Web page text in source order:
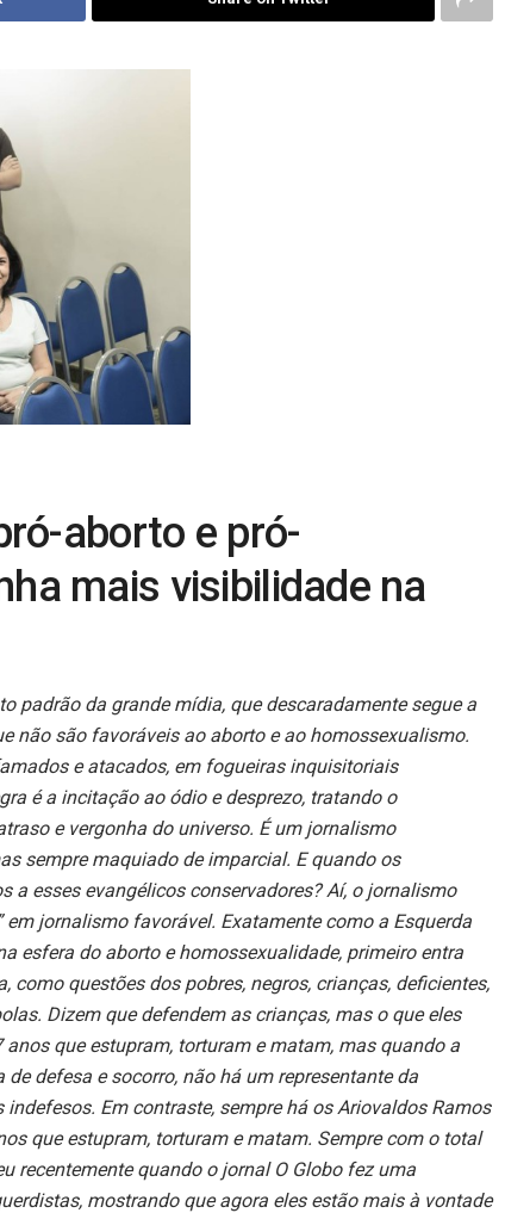
aborto e pró-
mais visibilidade na
padrão da grande mídia, que descaradamente segue a
não são favoráveis ao aborto e ao homossexualismo.
e atacados, em fogueiras inquisitoriais
é a incitação ao ódio e desprezo, tratando o
e vergonha do universo. É um jornalismo
sempre maquiado de imparcial. E quando os
a esses evangélicos conservadores? Aí, o jornalismo
jornalismo favorável. Exatamente como a Esquerda
esfera do aborto e homossexualidade, primeiro entra
questões dos pobres, negros, crianças, deficientes,
Dizem que defendem as crianças, mas o que eles
que estupram, torturam e matam, mas quando a
defesa e socorro, não há um representante da
Em contraste, sempre há os Ariovaldos Ramos
que estupram, torturam e matam. Sempre com o total
recentemente quando o jornal O Globo fez uma
mostrando que agora eles estão mais à vontade